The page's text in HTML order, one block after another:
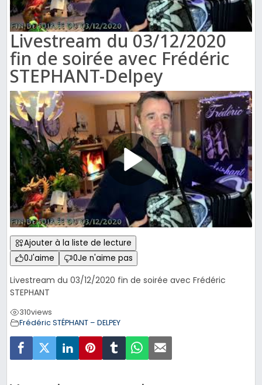
Livestream du 03/12/2020
fin de soirée avec Frédéric
STEPHANT-Delpey
Ajouter à la liste de lecture
0J'aime 0Je n'aime pas
Livestream du 03/12/2020 fin de soirée avec Frédéric
STEPHANT
310views
Frédéric STÉPHANT – DELPEY